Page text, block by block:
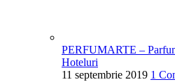
PERFUMARTE –
Hoteluri
11 septembrie 2019 1